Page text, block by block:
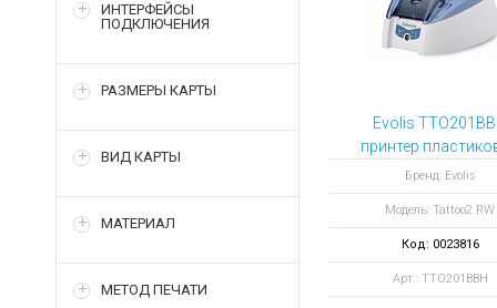
ИНТЕРФЕЙСЫ
ПОДКЛЮЧЕНИЯ
РАЗМЕРЫ КАРТЫ
ВИД КАРТЫ
МАТЕРИАЛ
МЕТОД ПЕЧАТИ
Evolis
принтер
карт Tattoo2
Бренд: Evolis
Модель: Tattoo2 RW
Код: 0023816
Арт.: TTO201BBH